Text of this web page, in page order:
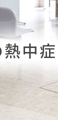
中